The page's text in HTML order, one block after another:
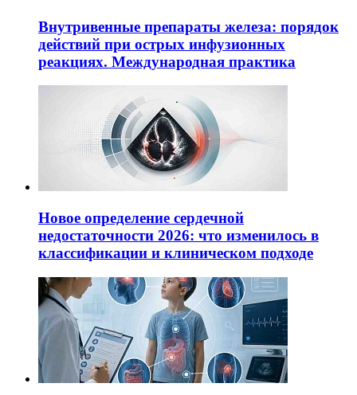
Внутривенные препараты железа: порядок
действий при острых инфузионных
реакциях. Международная практика
Новое определение сердечной
недостаточности 2026: что изменилось в
классификации и клиническом подходе